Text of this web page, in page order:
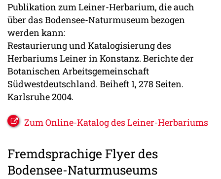
Publikation zum Leiner-Herbarium, die auch
über das Bodensee-Naturmuseum bezogen
werden kann:
Restaurierung und Katalogisierung des
Herbariums Leiner in Konstanz. Berichte der
Botanischen Arbeitsgemeinschaft
Südwestdeutschland. Beiheft 1, 278 Seiten.
Karlsruhe 2004.
Zum Online-Katalog des Leiner-Herbariums
Fremdsprachige Flyer des
Bodensee-Naturmuseums